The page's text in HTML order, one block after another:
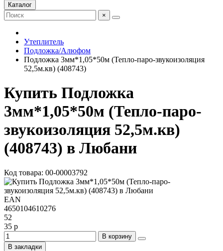
Каталог
×
Утеплитель
Подложка/Алюфом
Подложка 3мм*1,05*50м (Тепло-паро-звукоизоляция
52,5м.кв) (408743)
Купить Подложка
3мм*1,05*50м (Тепло-паро-
звукоизоляция 52,5м.кв)
(408743) в Любани
Код товара: 00-00003792
EAN
4650104610276
52
35 р
В корзину
В закладки